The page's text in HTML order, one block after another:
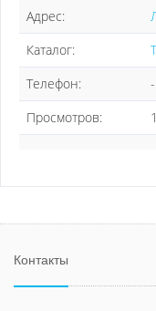
Адрес:
Каталог:
Телефон:
-
Просмотров:
Контакты